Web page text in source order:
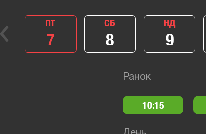
ПТ
7
СБ
8
НД
9
Ранок
10:15